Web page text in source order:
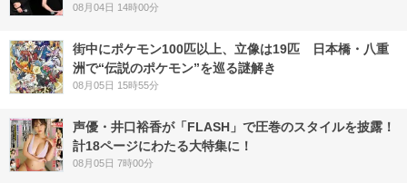
08月04日 14時00分
街中にポケモン100匹以上、立像は19匹 日本橋・八重
洲で“伝説のポケモン”を巡る謎解き
08月05日 15時55分
声優・井口裕香が「FLASH」で圧巻のスタイルを披露！
計18ページにわたる大特集に！
08月05日 7時00分